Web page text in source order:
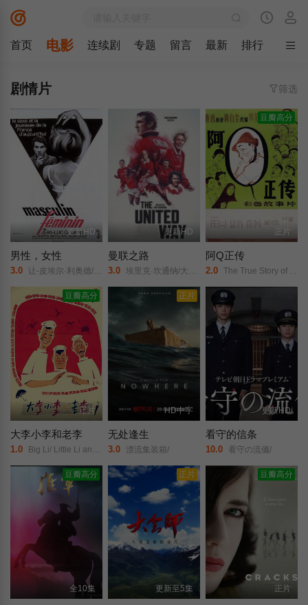
首页 电影 连续剧 专题 留言 最新 排行
剧情片 筛选
更新HD
男性，女性
3.0 让-皮埃尔·利奥德/香妲儿·戈雅/玛尔琳·若贝尔/Michel Debord/卡特琳-伊莎贝尔·迪波尔/埃娃-布里特·斯特兰德贝里/比耶·马尔姆斯滕/
更新HD
曼联之路
3.0 埃里克·坎通纳/大卫·贝克汉姆/奥莱·索尔斯克亚/瑞恩·吉格斯/尼基·巴特/Ron Atkinson/
豆瓣高分
正片
阿Q正传
2.0 The True Story of Ah Q/
豆瓣高分
正片
大李小李和老李
1.0 Big Li/ Little Li and Old Li/
正片
HD中字
无处逢生
3.0 漂流集装箱/
更新HD
看守的信条
10.0 看守の流儀/
豆瓣高分
全10集
正片
更新至5集
豆瓣高分
正片